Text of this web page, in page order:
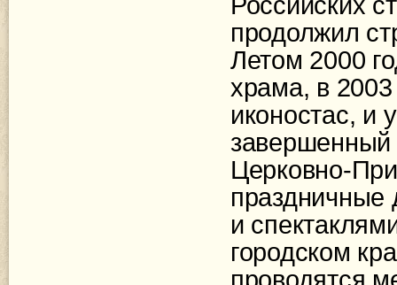
продолжил
Летом 2000
храма, в
иконостас, и
завершенный
Церковно-
праздничные
и
городском